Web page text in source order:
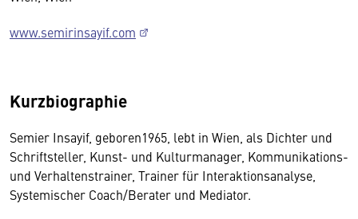
www.semirinsayif.com
Kurzbiographie
Semier Insayif, geboren1965, lebt in Wien, als Dichter und
Schriftsteller, Kunst- und Kulturmanager, Kommunikations-
und Verhaltenstrainer, Trainer für Interaktionsanalyse,
Systemischer Coach/Berater und Mediator.